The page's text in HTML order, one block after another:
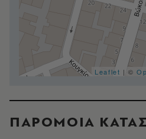
Leaflet | ©
ΠΑΡΟΜΟΙΑ